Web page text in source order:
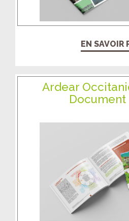
EN SAVOIR
Ardear
Document